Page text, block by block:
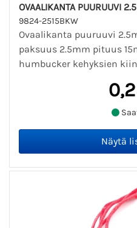
OVAALIKANTA PUURUUVI
9824-2515BKW
Ovaalikanta puuruuvi
paksuus 2.5mm pituus
humbucker kehyksien